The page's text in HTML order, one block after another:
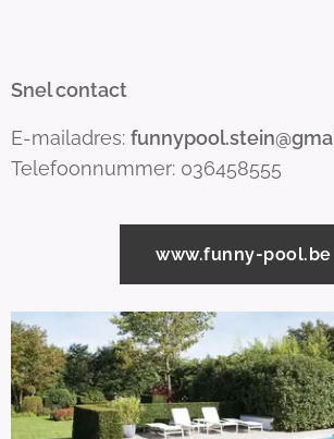
Snel contact
E-mailadres:
Telefoonnummer: 036458555
www.funny-pool.be